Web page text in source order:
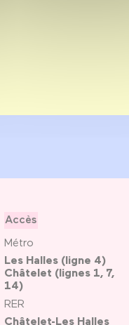
Accès
Métro
Les Halles (ligne 4)
Châtelet (lignes 1, 7,
14)
RER
Châtelet-Les Halles